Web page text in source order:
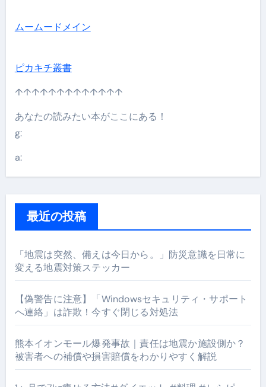
ムームードメイン
ピカキチ叢書
↑↑↑↑↑↑↑↑↑↑↑↑↑
あなたの読みたい本がここにある！
g:
a:
最近の投稿
「地震は突然、備えは今日から。」防災意識を日常に
変える地震対策ステッカー
【偽警告に注意】「Windowsセキュリティ・サポート
へ連絡」は詐欺！今すぐ閉じる対処法
熊本イオンモール爆発事故｜責任は地震か施設側か？
被害者への補償や損害賠償をわかりやすく解説